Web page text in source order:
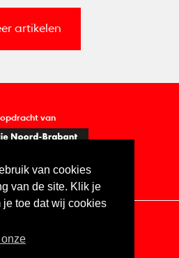
van cookies
van de site. Klik je
toe dat wij cookies
artikelen
van
ANBI